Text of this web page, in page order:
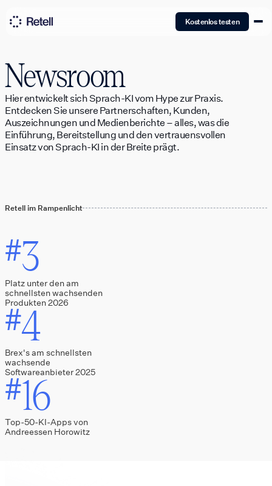
Kostenlos testen
Newsroom
Hier entwickelt sich Sprach-KI vom Hype zur Praxis.
Entdecken Sie unsere Partnerschaften, Kunden,
Auszeichnungen und Medienberichte – alles, was die
Einführung, Bereitstellung und den vertrauensvollen
Einsatz von Sprach-KI in der Breite prägt.
Retell im Rampenlicht
#3
Platz unter den am
schnellsten wachsenden
Produkten 2026
#4
Brex's am schnellsten
wachsende
Softwareanbieter 2025
#16
Top-50-KI-Apps von
Andreessen Horowitz